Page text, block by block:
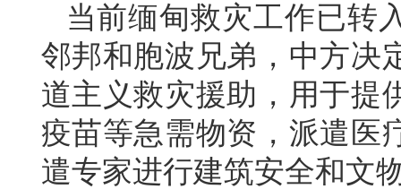
当前缅甸救灾工作已转
邻邦和胞波兄弟，中方决
道主义救灾援助，用于提
疫苗等急需物资，派遣医
遣专家进行建筑安全和文